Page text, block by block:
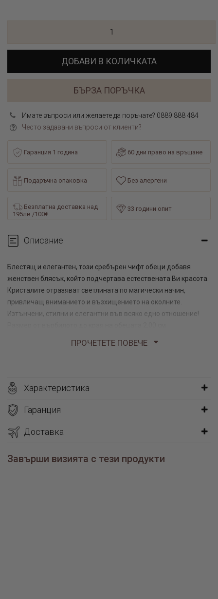
ДОБАВИ В КОЛИЧКАТА
БЪРЗА ПОРЪЧКА
Имате въпроси или желаете да поръчате? 0889 888 484
Често задавани въпроси от клиенти?
Гаранция 1 година 60 дни право на връщане
Подаръчна опаковка Без алергени
Безплатна доставка над
195лв./100€
33 години опит
Описание
Блестящ и елегантен, този сребърен чифт обеци добавя
женствен блясък, който подчертава естествената Ви красота.
Кристалите отразяват светлината по магически начин,
привличащ вниманието и възхищението на околните.
Изтънчени, стилни и елегантни във всяко едно отношение!
ПРОЧЕТЕТЕ ПОВЕЧЕ
Характеристика
Гаранция
Доставка
Завърши визията с тези продукти